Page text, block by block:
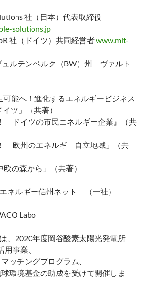
社（日本）代表取締役
solutions.jp
社（ドイツ）共同経営者www.mit-
ルテンベルク（BW）州 ヴァルト
可能へ！進化するエネルギービジネス
ツ」（共著）
ドイツの市民エネルギー企業』（共
欧州のエネルギー自立地域」（共
の森から」（共著）
ネルギー信州ネット （一社）
Labo
、2020年度岡谷酸素太陽光発電所
用事業、
ッチングプログラム、
環境基金の助成を受けて開催しま